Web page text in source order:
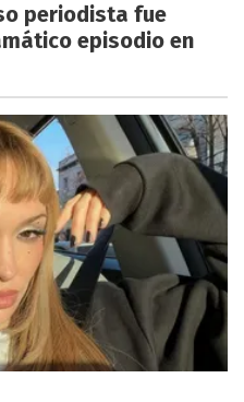
periodista fue
episodio en